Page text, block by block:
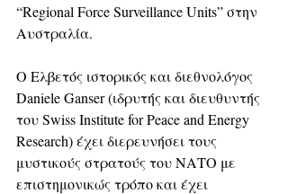
“Regional Force Surveillance Units” στην
Αυστραλία.
Ο Ελβετός ιστορικός και διεθνολόγος
Daniele Ganser (ιδρυτής και διευθυντής
του Swiss Institute for Peace and Energy
Research) έχει διερευνήσει τους
μυστικούς στρατούς του ΝΑΤΟ με
επιστημονικώς τρόπο και έχει